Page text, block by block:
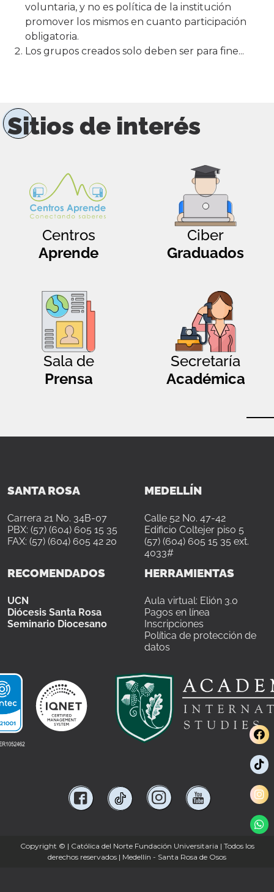
voluntaria, y no es política de la institución
promover los mismos en cuanto participación
obligatoria.
Los grupos creados solo deben ser para fine...
Sitios de interés
Centros
Aprende
Ciber
Graduados
Sala de
Prensa
Secretaría
Académica
SANTA ROSA
Carrera 21 No. 34B-07
PBX: (57) (604) 605 15 35
FAX: (57) (604) 605 42 20
MEDELLÍN
Calle 52 No. 47-42
Edificio Coltejer piso 5
(57) (604) 605 15 35 ext.
4033#
RECOMENDADOS
UCN
Diócesis Santa Rosa
Seminario Diocesano
HERRAMIENTAS
Aula virtual: Elión 3.0
Pagos en línea
Inscripciones
Política de protección de
datos
Copyright © | Católica del Norte Fundación Universitaria | Todos los
derechos reservados | Medellín - Santa Rosa de Osos